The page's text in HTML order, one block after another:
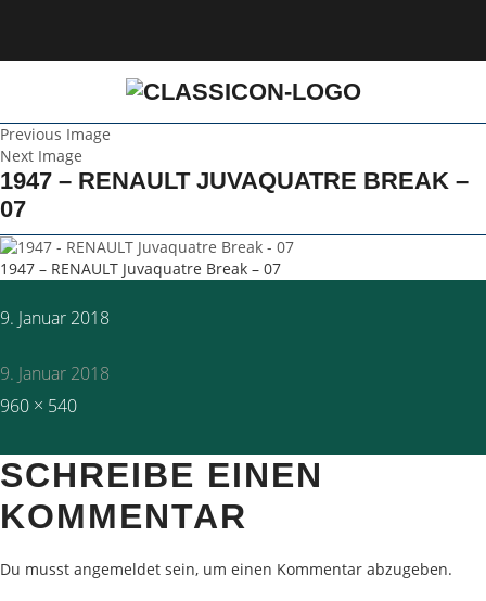
Previous Image
Next Image
1947 – RENAULT JUVAQUATRE BREAK –
07
1947 – RENAULT Juvaquatre Break – 07
Posted
9. Januar 2018
9. Januar 2018
Full
960 × 540
SCHREIBE EINEN
KOMMENTAR
Du musst angemeldet sein, um einen Kommentar abzugeben.